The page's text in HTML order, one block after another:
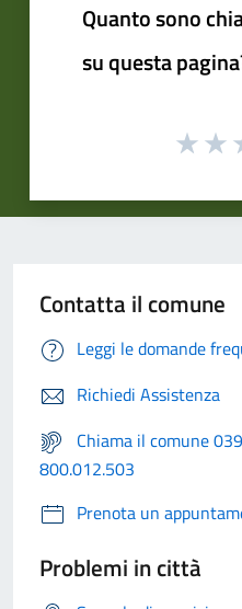
Quanto sono
su questa
Contatta il comune
Leggi le domande
Richiedi Assistenza
Chiama il comune
800.012.503
Prenota un
Problemi in città